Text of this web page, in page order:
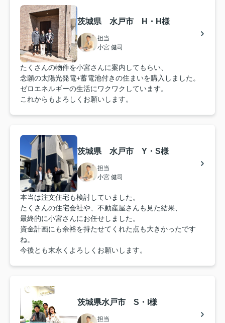
茨城県 水戸市 H・H様
担当
小宮 健司
たくさんの物件を小宮さんに案内してもらい、
念願の太陽光発電+蓄電池付きの住まいを購入しました。
ゼロエネルギーの生活にワクワクしています。
これからもよろしくお願いします。
茨城県 水戸市 Y・S様
担当
小宮 健司
本当は注文住宅も検討していました。
たくさんの住宅会社や、不動産屋さんも見た結果、
最終的に小宮さんにお任せしました。
資金計画にも余裕を持たせてくれた点も大きかったです
ね。
今後とも末永くよろしくお願いします。
茨城県水戸市 S・I様
担当